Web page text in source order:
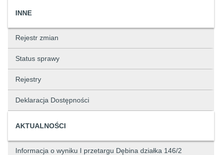
INNE
Rejestr zmian
Status sprawy
Rejestry
Deklaracja Dostępności
AKTUALNOŚCI
Informacja o wyniku I przetargu Dębina działka 146/2